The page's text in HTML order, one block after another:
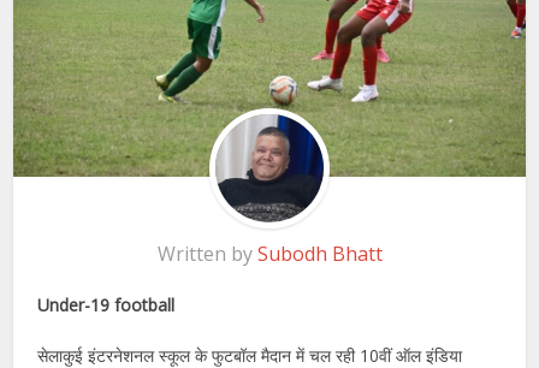
Written bySubodh Bhatt
Under-19 football
सेलाकुई इंटरनेशनल स्कूल के फुटबॉल मैदान में चल रही 10वीं ऑल इंडिया